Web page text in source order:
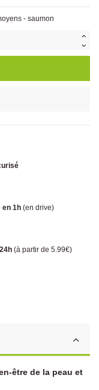
- saumon
en 1h (en drive)
(à partir de 5.99€)
être de la peau et